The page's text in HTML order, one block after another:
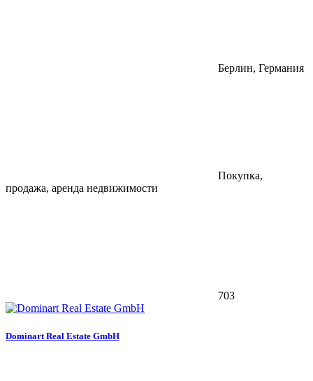
Берлин, Германия
Покупка,
продажа, аренда недвижимости
703
Dominart Real Estate GmbH